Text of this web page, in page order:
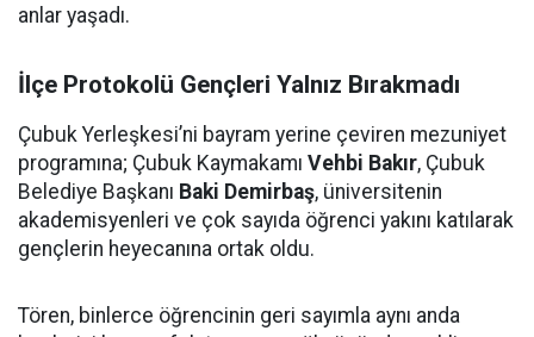
anlar yaşadı.
İlçe Protokolü Gençleri Yalnız Bırakmadı
Çubuk Yerleşkesi’ni bayram yerine çeviren mezuniyet
programına; Çubuk Kaymakamı Vehbi Bakır, Çubuk
Belediye Başkanı Baki Demirbaş, üniversitenin
akademisyenleri ve çok sayıda öğrenci yakını katılarak
gençlerin heyecanına ortak oldu.
Tören, binlerce öğrencinin geri sayımla aynı anda